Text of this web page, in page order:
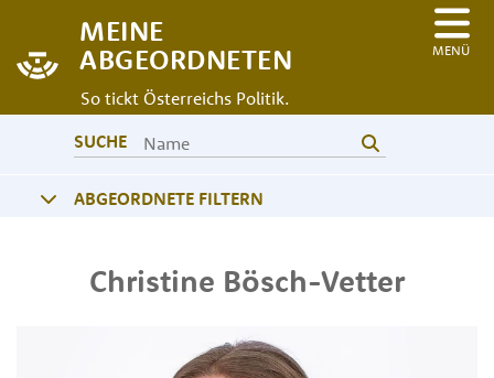
MEINE
ABGEORDNETEN
So tickt Österreichs Politik.
MENÜ
SUCHE
ABGEORDNETE FILTERN
Christine Bösch-Vetter